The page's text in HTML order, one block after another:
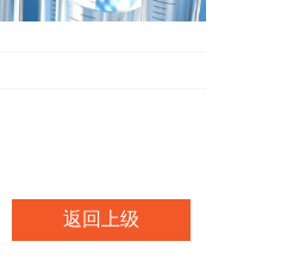
返回上级